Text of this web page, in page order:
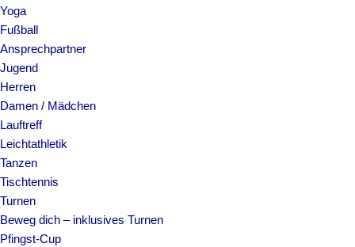
Yoga
Fußball
Ansprechpartner
Jugend
Herren
Damen / Mädchen
Lauftreff
Leichtathletik
Tanzen
Tischtennis
Turnen
Beweg dich – inklusives Turnen
Pfingst-Cup